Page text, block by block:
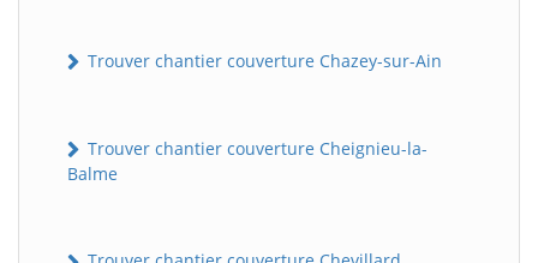
Trouver chantier couverture Chazey-sur-Ain
Trouver chantier couverture Cheignieu-la-
Balme
BatiWebPro